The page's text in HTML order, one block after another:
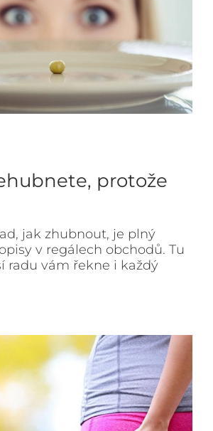
protože
jak zhubnout, je plný
v regálech obchodů. Tu
radu vám řekne i každý